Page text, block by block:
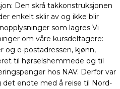
Den skrå takkonstruksjonen
enkelt sklir av og ikke blir
som lagres Vi
om våre kursdeltagere:
og e-postadressen, kjønn,
til hørselshemmede og til
hos NAV. Derfor var
det endte med å reise til Nord-